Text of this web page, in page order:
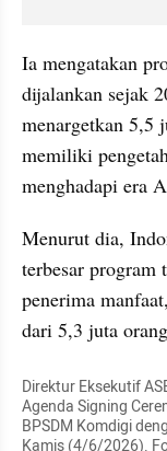
Ia mengatakan
dijalankan sejak
menargetkan 5,5
memiliki
menghadapi era
Menurut dia,
terbesar program
penerima
dari 5,3 juta
Direktur Eksekutif
Agenda Signing
BPSDM Komdigi
Kamis (4/6/2026).